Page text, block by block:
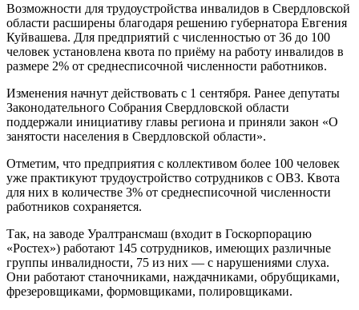
Возможности для трудоустройства инвалидов в Свердловской
области расширены благодаря решению губернатора Евгения
Куйвашева. Для предприятий с численностью от 36 до 100
человек установлена квота по приёму на работу инвалидов в
размере 2% от среднесписочной численности работников.
Изменения начнут действовать с 1 сентября. Ранее депутаты
Законодательного Собрания Свердловской области
поддержали инициативу главы региона и приняли закон «О
занятости населения в Свердловской области».
Отметим, что предприятия с коллективом более 100 человек
уже практикуют трудоустройство сотрудников с ОВЗ. Квота
для них в количестве 3% от среднесписочной численности
работников сохраняется.
Так, на заводе Уралтрансмаш (входит в Госкорпорацию
«Ростех») работают 145 сотрудников, имеющих различные
группы инвалидности, 75 из них — с нарушениями слуха.
Они работают станочниками, наждачниками, обрубщиками,
фрезеровщиками, формовщиками, полировщиками.